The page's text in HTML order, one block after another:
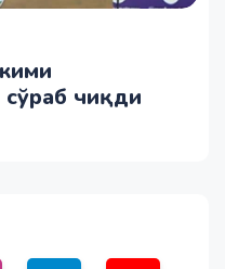
чиқди